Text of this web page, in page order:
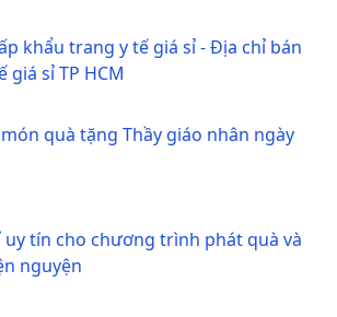
khẩu trang y tế giá sỉ - Địa chỉ bán
giá sỉ TP HCM
quà tặng Thầy giáo nhân ngày
uy tín cho chương trình phát quà và
nguyện